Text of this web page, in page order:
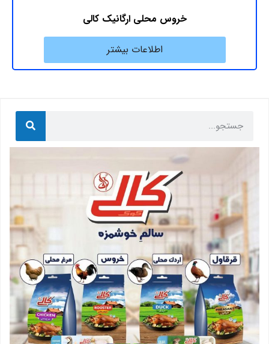
خروس محلی ارگانیک کالی
اطلاعات بیشتر